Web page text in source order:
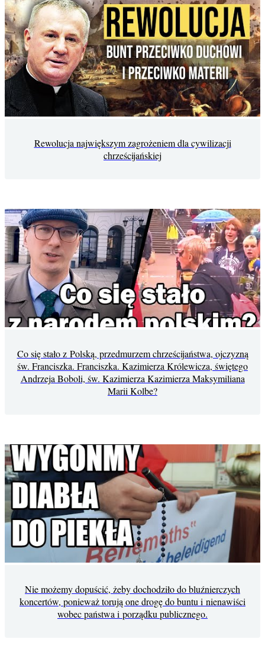
Rewolucja największym zagrożeniem dla cywilizacji
chrześcijańskiej
Co się stało z Polską, przedmurzem chrześcijaństwa, ojczyzną
św. Franciszka. Franciszka. Kazimierza Królewicza, świętego
Andrzeja Boboli, św. Kazimierza Kazimierza Maksymiliana
Marii Kolbe?
Nie możemy dopuścić, żeby dochodziło do bluźnierczych
koncertów, ponieważ torują one drogę do buntu i nienawiści
wobec państwa i porządku publicznego.